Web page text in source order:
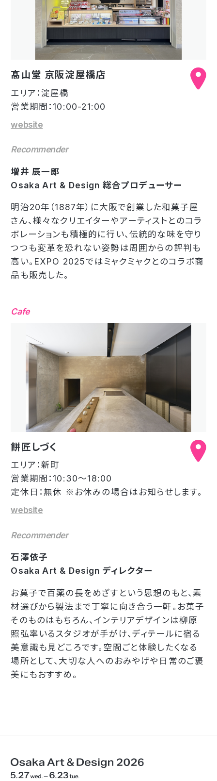
髙山堂 京阪淀屋橋店
エリア：淀屋橋
営業期間：10:00-21:00
website
Recommender
増井 辰一郎
Osaka Art & Design 総合プロデューサー
明治20年（1887年）に大阪で創業した和菓子屋
さん、様々なクリエイターやアーティストとのコラ
ボレーションも積極的に行い、伝統的な味を守り
つつも変革を恐れない姿勢は周囲からの評判も
高い。EXPO 2025ではミャクミャクとのコラボ商
品も販売した。
Cafe
餅匠しづく
エリア：新町
営業期間：10:30～18:00
定休日：無休 ※お休みの場合はお知らせします。
website
Recommender
石澤依子
Osaka Art & Design ディレクター
お菓子で百薬の長をめざすという思想のもと、素
材選びから製法まで丁寧に向き合う一軒。お菓子
そのものはもちろん、インテリアデザインは柳原
照弘率いるスタジオが手がけ、ディテールに宿る
美意識も見どころです。空間ごと体験したくなる
場所として、大切な人へのおみやげや日常のご褒
美にもおすすめ。